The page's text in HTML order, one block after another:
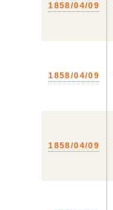
1858/04/09
1858/04/09
1858/04/09